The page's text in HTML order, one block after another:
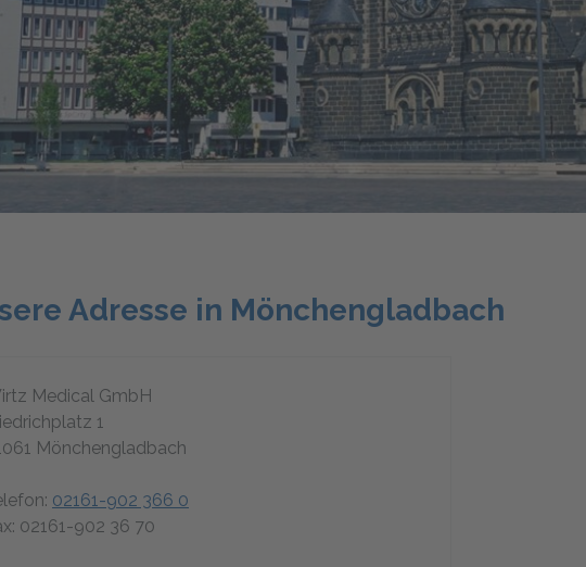
Adresse in Mönchengladbach
Medical GmbH
1
Mönchengladbach
02161-902 366 0
02161-902 36 70